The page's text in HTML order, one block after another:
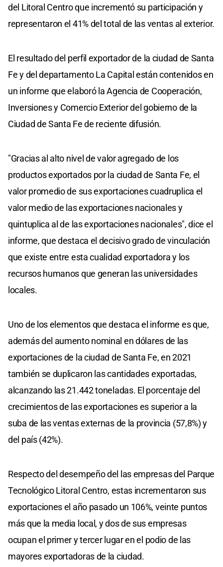
del Litoral Centro que incrementó su participación y
representaron el 41% del total de las ventas al exterior.
El resultado del perfil exportador de la ciudad de Santa
Fe y del departamento La Capital están contenidos en
un informe que elaboró la Agencia de Cooperación,
Inversiones y Comercio Exterior del gobierno de la
Ciudad de Santa Fe de reciente difusión.
"Gracias al alto nivel de valor agregado de los
productos exportados por la ciudad de Santa Fe, el
valor promedio de sus exportaciones cuadruplica el
valor medio de las exportaciones nacionales y
quintuplica al de las exportaciones nacionales", dice el
informe, que destaca el decisivo grado de vinculación
que existe entre esta cualidad exportadora y los
recursos humanos que generan las universidades
locales.
Uno de los elementos que destaca el informe es que,
además del aumento nominal en dólares de las
exportaciones de la ciudad de Santa Fe, en 2021
también se duplicaron las cantidades exportadas,
alcanzando las 21.442 toneladas. El porcentaje del
crecimientos de las exportaciones es superior a la
suba de las ventas externas de la provincia (57,8%) y
del país (42%).
Respecto del desempeño del las empresas del Parque
Tecnológico Litoral Centro, estas incrementaron sus
exportaciones el año pasado un 106%, veinte puntos
más que la media local, y dos de sus empresas
ocupan el primer y tercer lugar en el podio de las
mayores exportadoras de la ciudad.